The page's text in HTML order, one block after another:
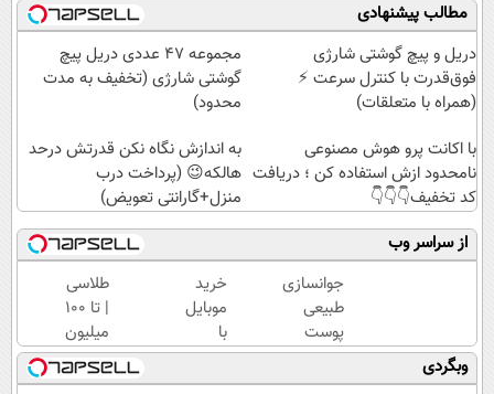
مطالب پیشنهادی
دریل و پیچ گوشتی شارژی
فوق‌قدرت با کنترل سرعت ⚡
(همراه با متعلقات)
مجموعه 47 عددی دریل پیچ
گوشتی شارژی (تخفیف به مدت
محدود)
با اکانت پرو هوش مصنوعی
نامحدود ازش استفاده کن ؛ دریافت
کد تخفیف👇👇👇
به اندازش نگاه نکن قدرتش درحد
هالکه😉 (پرداخت درب
منزل+گارانتی تعویض)
از سراسر وب
جوانسازی
طبیعی
پوست
بدون
بوتاکس و
خرید
موبایل
با
اسنپ
پی | در
طلاسی
| تا 100
میلیون
وام
آنی
وبگردی